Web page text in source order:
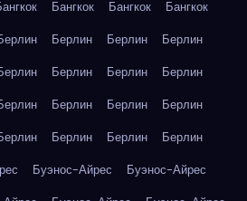
Бангкок Бангкок
Бангкок
Берлин Берлин
Берлин
Берлин Берлин
Берлин
Берлин Берлин
Берлин
Берлин Берлин
Берлин
Буэнос-Айрес
Буэнос-Айрес